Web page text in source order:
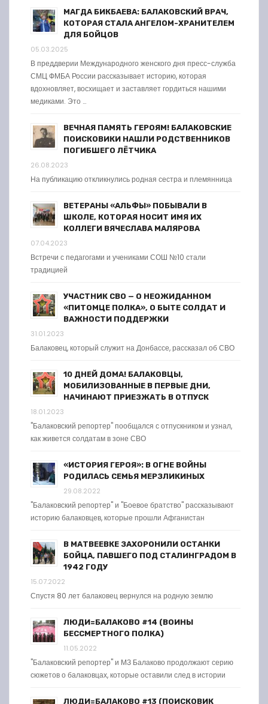
МАГДА БИКБАЕВА: БАЛАКОВСКИЙ ВРАЧ,
КОТОРАЯ СТАЛА АНГЕЛОМ-ХРАНИТЕЛЕМ
ДЛЯ БОЙЦОВ
05.03.2025
В преддверии Международного женского дня пресс-служба
СМЦ ФМБА России рассказывает историю, которая
вдохновляет, восхищает и заставляет гордиться нашими
медиками. Это …
ВЕЧНАЯ ПАМЯТЬ ГЕРОЯМ! БАЛАКОВСКИЕ
ПОИСКОВИКИ НАШЛИ РОДСТВЕННИКОВ
ПОГИБШЕГО ЛЁТЧИКА
26.08.2023
На публикацию откликнулись родная сестра и племянница
ВЕТЕРАНЫ «АЛЬФЫ» ПОБЫВАЛИ В
ШКОЛЕ, КОТОРАЯ НОСИТ ИМЯ ИХ
КОЛЛЕГИ ВЯЧЕСЛАВА МАЛЯРОВА
07.04.2023
Встречи с педагогами и учениками СОШ №10 стали
традицией
УЧАСТНИК СВО — О НЕОЖИДАННОМ
«ПИТОМЦЕ ПОЛКА», О БЫТЕ СОЛДАТ И
ВАЖНОСТИ ПОДДЕРЖКИ
31.01.2023
Балаковец, который служит на Донбассе, рассказал об СВО
10 ДНЕЙ ДОМА! БАЛАКОВЦЫ,
МОБИЛИЗОВАННЫЕ В ПЕРВЫЕ ДНИ,
НАЧИНАЮТ ПРИЕЗЖАТЬ В ОТПУСК
18.01.2023
"Балаковский репортер" пообщался с отпускником и узнал,
как живется солдатам в зоне СВО
«ИСТОРИЯ ГЕРОЯ»: В ОГНЕ ВОЙНЫ
РОДИЛАСЬ СЕМЬЯ МЕРЗЛИКИНЫХ
29.08.2022
"Балаковский репортер" и "Боевое братство" рассказывают
историю балаковцев, которые прошли Афганистан
В МАТВЕЕВКЕ ЗАХОРОНИЛИ ОСТАНКИ
БОЙЦА, ПАВШЕГО ПОД СТАЛИНГРАДОМ В
1942 ГОДУ
15.07.2022
Спустя 80 лет балаковец вернулся на родную землю
ЛЮДИ=БАЛАКОВО #14 (ВОИНЫ
БЕССМЕРТНОГО ПОЛКА)
11.05.2022
"Балаковский репортер" и МЗ Балаково продолжают серию
сюжетов о балаковцах, которые оставили след в истории
ЛЮДИ=БАЛАКОВО #13 (ПОИСКОВИК